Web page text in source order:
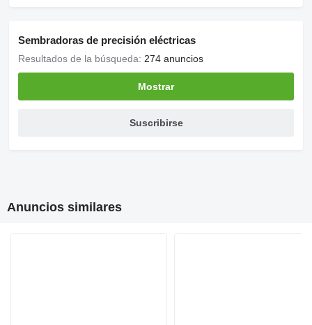
Sembradoras de precisión eléctricas
Resultados de la búsqueda: 274 anuncios
Mostrar
Suscribirse
Anuncios similares